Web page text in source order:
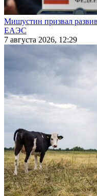
Мишустин призвал
ЕАЭС
7 августа 2026, 12:29